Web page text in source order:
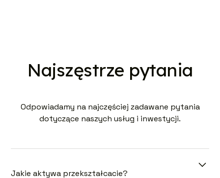
Najszęstrze pytania
Odpowiadamy na najczęściej zadawane pytania
dotyczące naszych usług i inwestycji.
Jakie aktywa przekształcacie?